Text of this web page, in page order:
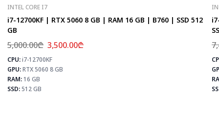
INTEL CORE I7
i7-12700KF | RTX 5060 8 GB | RAM 16 GB | B760 | SSD 512
GB
5,000.00₾ 3,500.00₾
CPU:i7-12700KF
GPU:RTX 5060 8 GB
RAM:16 GB
SSD:512 GB